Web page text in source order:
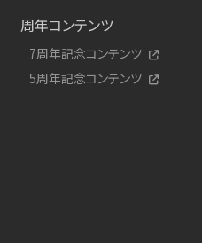
周年コンテンツ
7周年記念コンテンツ
5周年記念コンテンツ